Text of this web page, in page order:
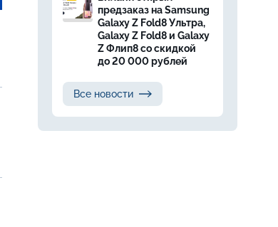
предзаказ на Samsung
Galaxy Z Fold8 Ультра,
Galaxy Z Fold8 и Galaxy
Z Флип8 со скидкой
до 20 000 рублей
Все новости